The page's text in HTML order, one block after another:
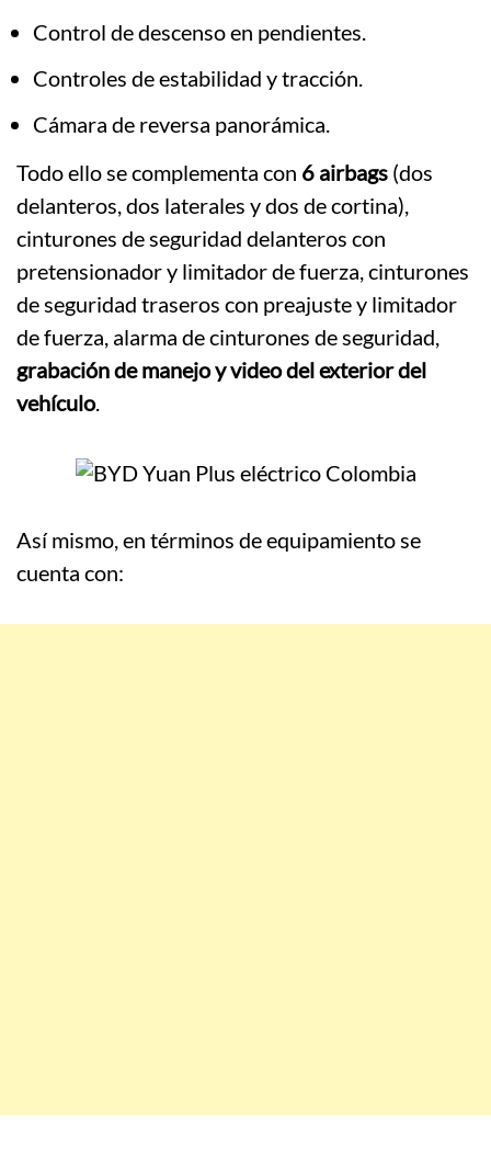
Control de descenso en pendientes.
Controles de estabilidad y tracción.
Cámara de reversa panorámica.
Todo ello se complementa con 6 airbags (dos
delanteros, dos laterales y dos de cortina),
cinturones de seguridad delanteros con
pretensionador y limitador de fuerza, cinturones
de seguridad traseros con preajuste y limitador
de fuerza, alarma de cinturones de seguridad,
grabación de manejo y video del exterior del
vehículo.
Así mismo, en términos de equipamiento se
cuenta con: